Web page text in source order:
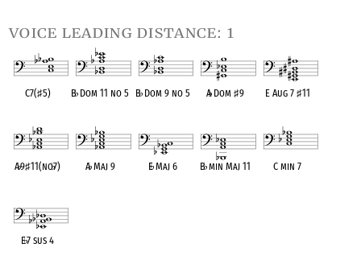
voice leading distance: 1
C7(♯5) B♭Dom 11 no 5 B♭Dom 9 no 5 A♭Dom♯9 E Aug 7 ♯11
A♭9♯11(no♭7) A♭Maj 9 E♭Maj 6 B♭min Maj 11 C min 7
E♭7 sus 4